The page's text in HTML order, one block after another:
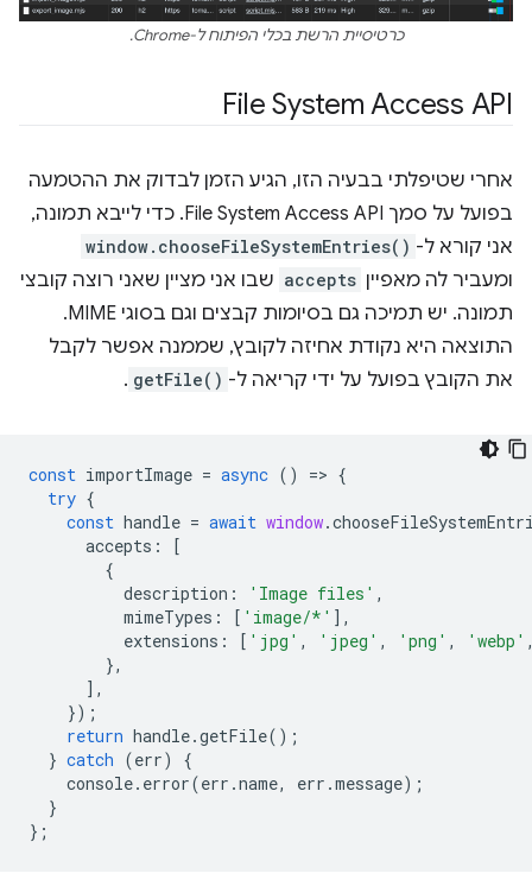
כרטיסיית הרשת בכלי הפיתוח ל-Chrome.
‫File System Access API
אחרי שטיפלתי בבעיה הזו, הגיע הזמן לבדוק את ההטמעה
בפועל על סמך File System Access API. כדי לייבא תמונה,
אני קורא ל- window.chooseFileSystemEntries()
ומעביר לה מאפיין accepts שבו אני מציין שאני רוצה קובצי
תמונה. יש תמיכה גם בסיומות קבצים וגם בסוגי MIME.
התוצאה היא נקודת אחיזה לקובץ, שממנה אפשר לקבל
את הקובץ בפועל על ידי קריאה ל- getFile()
.
const importImage = async () => {
try {
const handle = await window.
accepts :
[
{
description : 'Image files' ,
mimeTypes : [ 'image/*' ],
extensions : [ 'jpg' , 'jpeg' , 'png' , 'webp'
},
],
});
return handle.getFile();
} catch (err)
{
console. error(err .name, err .message);
}
};